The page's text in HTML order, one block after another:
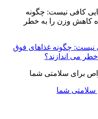
نیست: چگونه غذاهای فوق
می اندازند؟
سلامتی شما